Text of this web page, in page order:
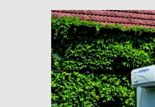
Skip
to
the
end
of
the
images
gallery